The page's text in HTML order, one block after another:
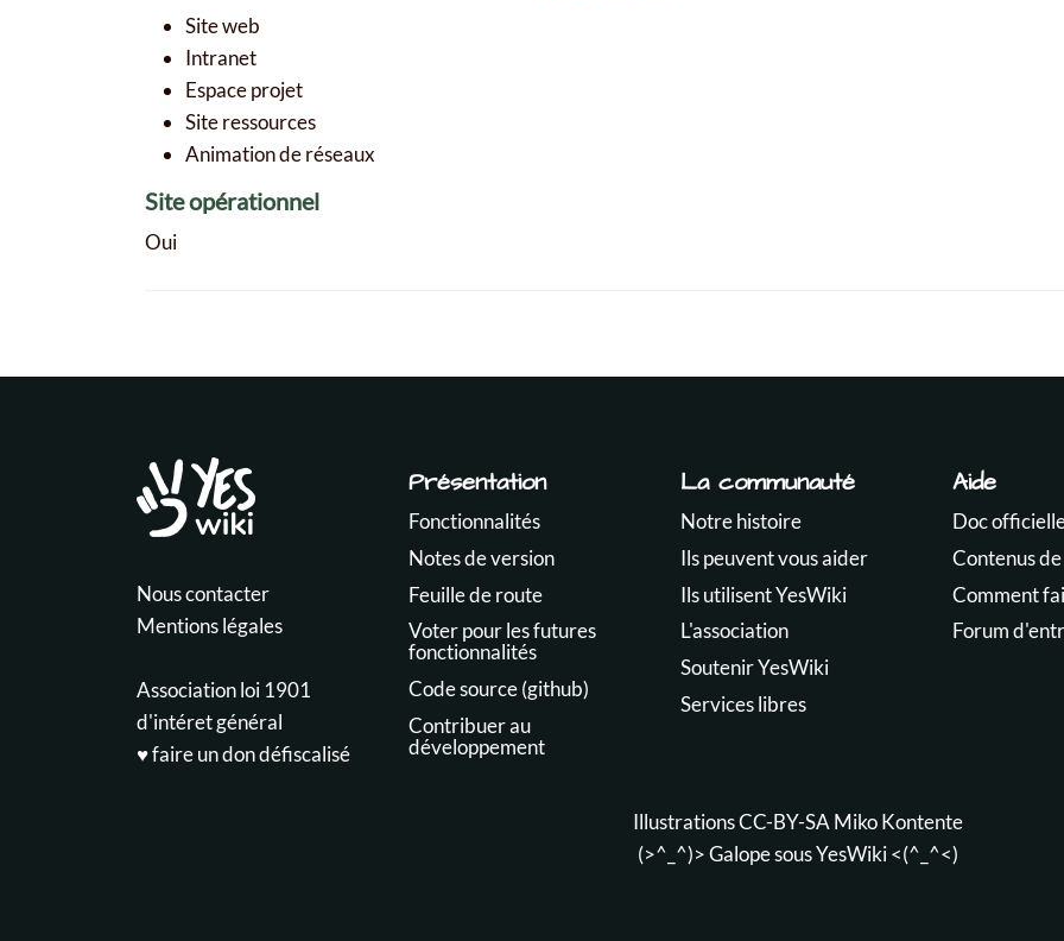
Site web
Intranet
Espace projet
Site ressources
Animation de réseaux
Site opérationnel
Oui
Nous contacter
Mentions légales
Association loi 1901
d'intéret général
♥️ faire un don défiscalisé
Présentation
Fonctionnalités
Notes de version
Feuille de route
Voter pour les futures
fonctionnalités
Code source (github)
Contribuer au
développement
La communauté
Notre histoire
Ils peuvent vous aider
Ils utilisent YesWiki
L'association
Soutenir YesWiki
Services libres
Aide
Doc
Contenus
Comment
Forum
Illustrations CC-BY-SA Miko Kontente
(>^_^)> Galope sousYesWiki<(^_^<)